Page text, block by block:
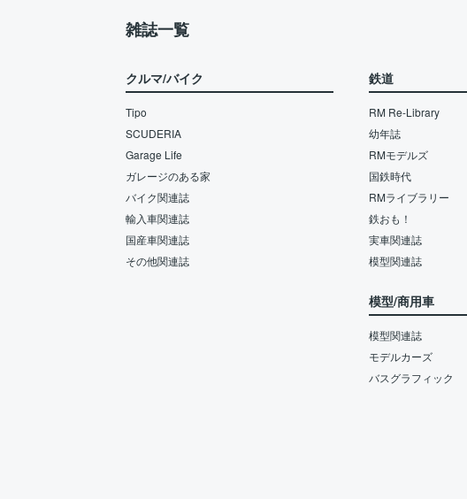
雑誌一覧
クルマ/バイク
Tipo
SCUDERIA
Garage Life
ガレージのある家
バイク関連誌
輸入車関連誌
国産車関連誌
その他関連誌
鉄道
RM Re-Library
幼年誌
RMモデルズ
国鉄時代
RMライブラリー
鉄おも！
実車関連誌
模型関連誌
模型/商用車
模型関連誌
モデルカーズ
バスグラフィック